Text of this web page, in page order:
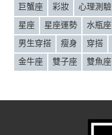
巨蟹座
彩妝 心理測驗
星座
星座運勢 水瓶座
男生穿搭
瘦身 穿搭
金牛座
雙子座 雙魚座